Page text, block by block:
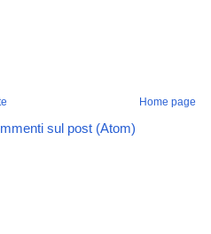
Home page
sul post (Atom)